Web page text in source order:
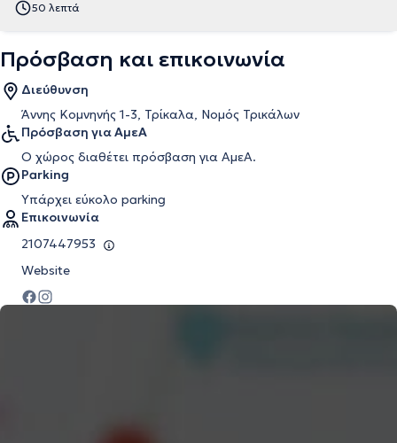
50 λεπτά
Πρόσβαση και επικοινωνία
Διεύθυνση
Άννης Κομνηνής 1-3, Τρίκαλα, Νομός Τρικάλων
Πρόσβαση για ΑμεΑ
Ο χώρος διαθέτει πρόσβαση για ΑμεΑ.
Parking
Υπάρχει εύκολο parking
Επικοινωνία
2107447953
Website